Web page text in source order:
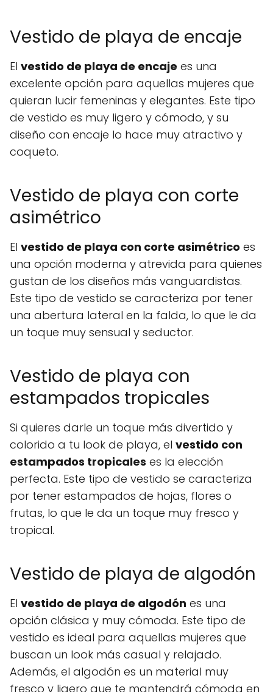
Vestido de playa de encaje
El vestido de playa de encaje es una
excelente opción para aquellas mujeres que
quieran lucir femeninas y elegantes. Este tipo
de vestido es muy ligero y cómodo, y su
diseño con encaje lo hace muy atractivo y
coqueto.
Vestido de playa con corte
asimétrico
El vestido de playa con corte asimétrico es
una opción moderna y atrevida para quienes
gustan de los diseños más vanguardistas.
Este tipo de vestido se caracteriza por tener
una abertura lateral en la falda, lo que le da
un toque muy sensual y seductor.
Vestido de playa con
estampados tropicales
Si quieres darle un toque más divertido y
colorido a tu look de playa, el vestido con
estampados tropicales es la elección
perfecta. Este tipo de vestido se caracteriza
por tener estampados de hojas, flores o
frutas, lo que le da un toque muy fresco y
tropical.
Vestido de playa de algodón
El vestido de playa de algodón es una
opción clásica y muy cómoda. Este tipo de
vestido es ideal para aquellas mujeres que
buscan un look más casual y relajado.
Además, el algodón es un material muy
fresco y ligero que te mantendrá cómoda en